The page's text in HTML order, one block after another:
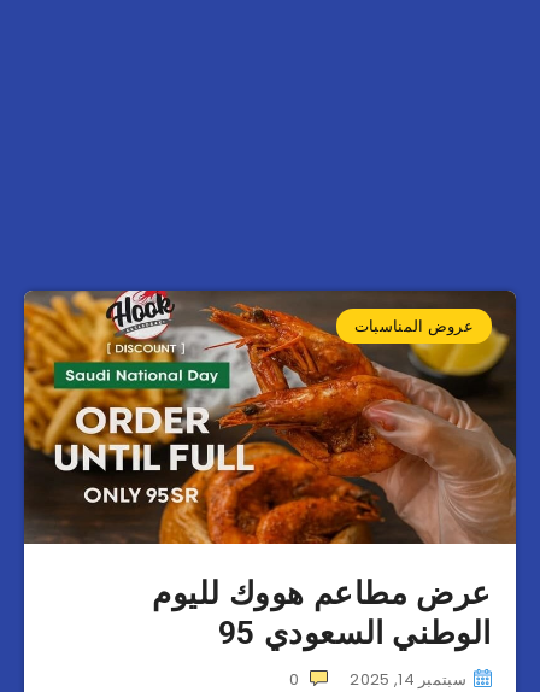
عروض المناسبات
عرض مطاعم هووك لليوم
الوطني السعودي 95
سبتمبر 14, 2025 0